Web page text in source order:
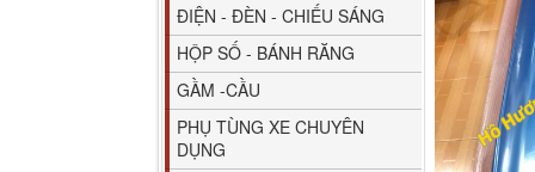
ĐIỆN - ĐÈN - CHIẾU SÁNG
HỘP SỐ - BÁNH RĂNG
GẦM -CẦU
PHỤ TÙNG XE CHUYÊN
DỤNG